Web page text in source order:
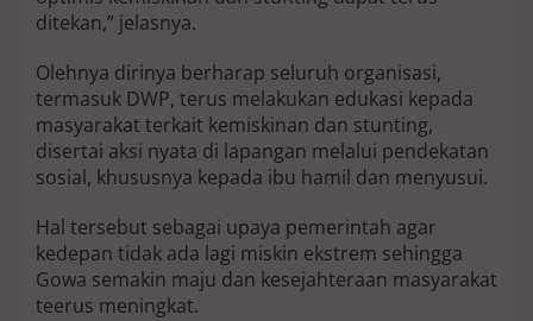
ditekan,” jelasnya.
Olehnya dirinya berharap seluruh organisasi,
termasuk DWP, terus melakukan edukasi kepada
masyarakat terkait kemiskinan dan stunting,
disertai aksi nyata di lapangan melalui pendekatan
sosial, khususnya kepada ibu hamil dan menyusui.
Hal tersebut sebagai upaya pemerintah agar
kedepan tidak ada lagi miskin ekstrem sehingga
Gowa semakin maju dan kesejahteraan masyarakat
teerus meningkat.